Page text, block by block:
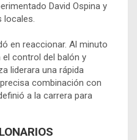
David Ospina y
locales.
en reaccionar. Al minuto
el control del balón y
liderara una rápida
combinación con
a la carrera para